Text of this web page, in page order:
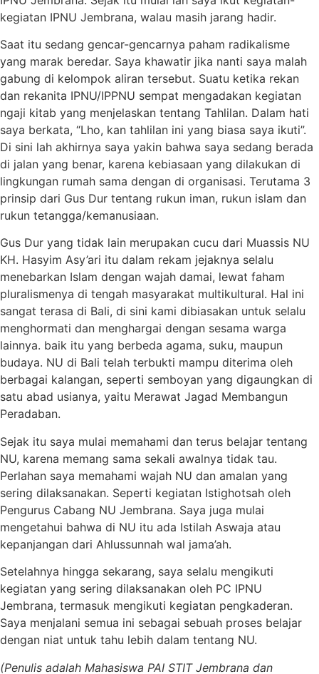
kegiatan IPNU Jembrana, walau masih jarang hadir.
Saat itu sedang gencar-gencarnya paham radikalisme
yang marak beredar. Saya khawatir jika nanti saya malah
gabung di kelompok aliran tersebut. Suatu ketika rekan
dan rekanita IPNU/IPPNU sempat mengadakan kegiatan
ngaji kitab yang menjelaskan tentang Tahlilan. Dalam hati
saya berkata, “Lho, kan tahlilan ini yang biasa saya ikuti”.
Di sini lah akhirnya saya yakin bahwa saya sedang berada
di jalan yang benar, karena kebiasaan yang dilakukan di
lingkungan rumah sama dengan di organisasi. Terutama 3
prinsip dari Gus Dur tentang rukun iman, rukun islam dan
rukun tetangga/kemanusiaan.
Gus Dur yang tidak lain merupakan cucu dari Muassis NU
KH. Hasyim Asy’ari itu dalam rekam jejaknya selalu
menebarkan Islam dengan wajah damai, lewat faham
pluralismenya di tengah masyarakat multikultural. Hal ini
sangat terasa di Bali, di sini kami dibiasakan untuk selalu
menghormati dan menghargai dengan sesama warga
lainnya. baik itu yang berbeda agama, suku, maupun
budaya. NU di Bali telah terbukti mampu diterima oleh
berbagai kalangan, seperti semboyan yang digaungkan di
satu abad usianya, yaitu Merawat Jagad Membangun
Peradaban.
Sejak itu saya mulai memahami dan terus belajar tentang
NU, karena memang sama sekali awalnya tidak tau.
Perlahan saya memahami wajah NU dan amalan yang
sering dilaksanakan. Seperti kegiatan Istighotsah oleh
Pengurus Cabang NU Jembrana. Saya juga mulai
mengetahui bahwa di NU itu ada Istilah Aswaja atau
kepanjangan dari Ahlussunnah wal jama’ah.
Setelahnya hingga sekarang, saya selalu mengikuti
kegiatan yang sering dilaksanakan oleh PC IPNU
Jembrana, termasuk mengikuti kegiatan pengkaderan.
Saya menjalani semua ini sebagai sebuah proses belajar
dengan niat untuk tahu lebih dalam tentang NU.
(Penulis adalah Mahasiswa PAI STIT Jembrana dan